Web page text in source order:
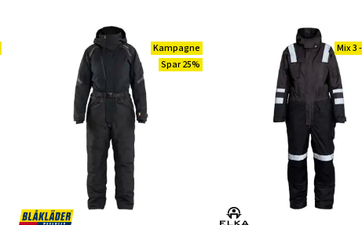
Kampagne
Spar 25%
Mix 3